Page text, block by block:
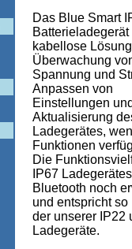
Das Blue Smart
Batterieladegerät
kabellose
Überwachung
Spannung und
Anpassen von
Einstellungen
Aktualisierung
Ladegerätes,
Funktionen
Die
IP67
Bluetooth noch
und entspricht so
der unserer IP22
Ladegeräte.